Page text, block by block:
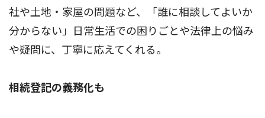
社や土地・家屋の問題など、「誰に相談してよいか
分からない」日常生活での困りごとや法律上の悩み
や疑問に、丁寧に応えてくれる。
相続登記の義務化も